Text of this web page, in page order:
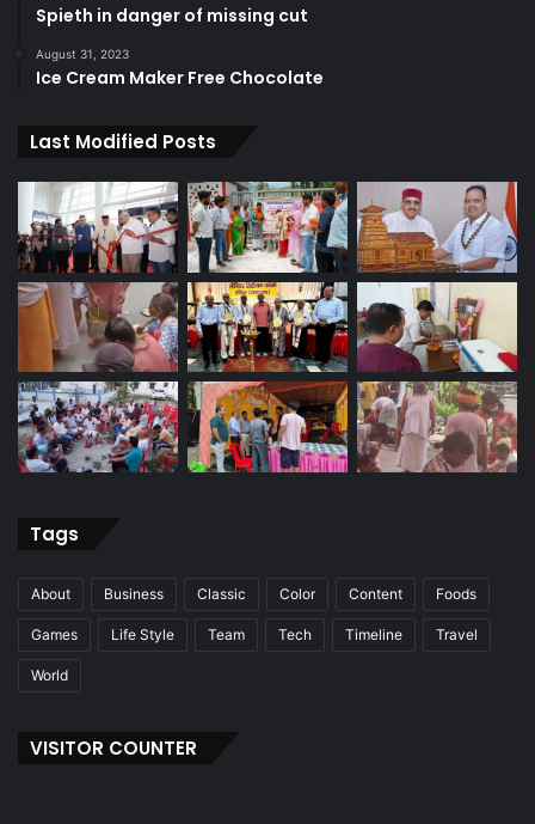
Spieth in danger of missing cut
August 31, 2023
Ice Cream Maker Free Chocolate
Last Modified Posts
Tags
About Business Classic Color Content Foods
Games Life Style Team Tech Timeline Travel
World
VISITOR COUNTER